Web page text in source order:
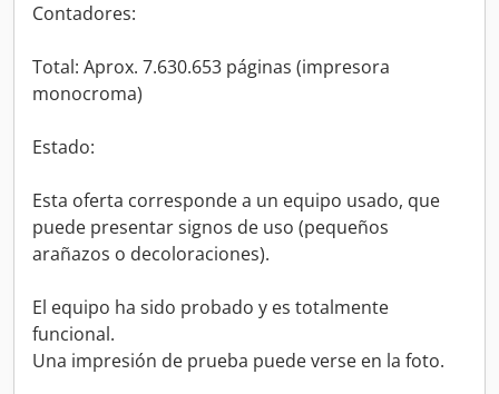
Contadores:
Total: Aprox. 7.630.653 páginas (impresora
monocroma)
Estado:
Esta oferta corresponde a un equipo usado, que
puede presentar signos de uso (pequeños
arañazos o decoloraciones).
El equipo ha sido probado y es totalmente
funcional.
Una impresión de prueba puede verse en la foto.